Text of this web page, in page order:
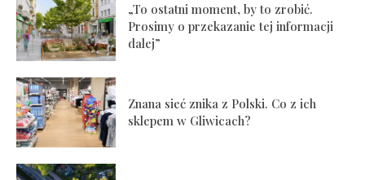
„To ostatni moment, by to zrobić.
Prosimy o przekazanie tej informacji
dalej”
Znana sieć znika z Polski. Co z ich
sklepem w Gliwicach?